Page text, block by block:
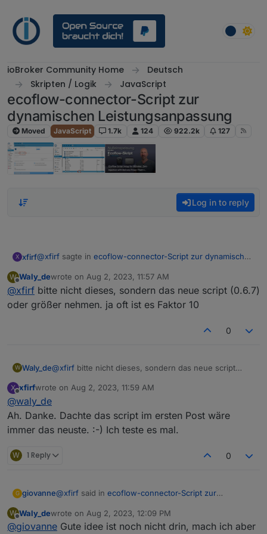
ioBroker Community Home
Deutsch
Skripten / Logik
JavaScript
ecoflow-connector-Script zur
dynamischen Leistungsanpassung
Moved JavaScript 1.7k 124 922.2k 127
Log in to reply
X xfirf@xfirf sagte in ecoflow-connector-Script zur dynamischen
Ich habe das Script nun zum Laufen bekommen und
habe auch viele Werte unter "0_userdata/0/ecoflow"
reinbekommen. Aber wenn ich dann nach z.B.
Bezieht sich die Variable auf den Speicher? Den
Jetzt habe ich die Werte. Aber sie sind um Faktor 10 zu
W
Offline
Waly_dewrote on Aug 2, 2023, 11:57 AM
last edited by
@xfirf bitte nicht dieses, sondern das neue script (0.6.7)
oder größer nehmen. ja oft ist es Faktor 10
0
W Waly_de@xfirf bitte nicht dieses, sondern das neue script
X
Offline
xfirfwrote on Aug 2, 2023, 11:59 AM
last edited by
@waly_de
Ah. Danke. Dachte das script im ersten Post wäre
immer das neuste. :-) Ich teste es mal.
W 1 Reply 0
G giovanne@xfirf said in ecoflow-connector-Script zur
Huhu,
W
Offline
Waly_dewrote on Aug 2, 2023, 12:09 PM
last edited by
@giovanne Gute idee ist noch nicht drin, mach ich aber